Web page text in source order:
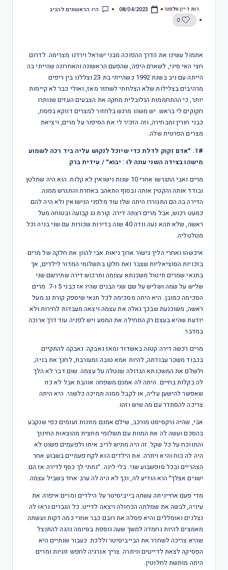
רות דיין וולפנר 08/04/2023
היו הראשונים להגיב
0
אתמול עשינו את הדרך ההפוכה מבני ישראל וירדנו מצרימה. לדרום
חצי האי סיני, לשארם היפה, שהפעם הראשונה והאחרונה שהייתי בה
הייתה עם ניב בשנת 1992 כשהייתי בת 23 וצללנו בין ריפים
מרהיבים בצלילות שלא הצלחתי לשחזר מאז, ואולי כבר לא קיימות
יותר, כי ההתחממות הגלובלית מחקה את הצבעים העזים שנותרו
חקוקים לי בראש. יש משהו מרגש בלחזור למצרים דווקא בפסח,
כבני חורין ומבחירה, וזה הזכיר לי את הסיפור על מרים, ויציאת
מצרים הפרטית שלה.
1#. ״אדם זקוק לדלת כדי שיוכל לנקוש עליה ביד רכה לשמוע
מישהו בצידה השני עונה לו : יבוא״ / עידית ברק
מרים ואבי התגרשו אחרי 10 שנות נישואין לא קלות. הוא היה שתלטן
ובודד אותה והקטין אותה ובסוף התאהב באחרת והתגרש ממנה.
הדירה בה הם התגוררו היתה שלו עוד מלפני הנישואין ולא היה להם
כמעט רכוש, אבל מרים רצתה דירה. קורת גג קבועה ובטוחה מעל
ראשה, שלא תהא נעה ונדה 40 שנה בדירות שכורות עם שני בניה וכל
מטלטליה.
איכשהו ואחרי הליך גישור ארוך ניאות אבי להוון את חלקה של מרים
בזכויות הסוציאליות שצבר ואת חלקו בתשלומי המדור לילדים, אך
בתנאי שמרים תיטול משכנתא עצומה ותרכוש דירה שתירשם שני
שליש על שמה ושליש על שם שני הבנים שהיו אז כבני 5 ו-7. מרים
הסכימה כמובן. היא היתה מסכימה לכל תנאי שיספק קורת גג מעל
ראשה, משוכנעת שבכך גאלה את עצמה ויצאה מעבדות לחירות ולא
יודעת שהיא בעצם רק התחילה את המסע ויש לפניה עוד דרך ארוכה
במדבר.
מרים רכשה דירה קטנה באשדוד ומאז נאבקה. נאבקה להתקיים
בכבוד משכר עבודתה, להיות אמא טובה ומעורבת, לחנך את בניה,
ולשלם את המשכנתא הגדולה שנטלה על עצמה. שום דבר לא הלך
לה בקלות בחיים. היתה לה אמנם משפחה אוהבת אבל לא כזו
שאפשר להישען עליה, או לקבל ממנה תמיכה כלשהי. היא היתה
צריכה להסתדר עם מה שיש וזהו.
אבי, שהיה נרקסיסט מורכב, שילם אמנם מזונות זעומים כפי שנקבע
בהסכם ועשה לה את המוות עם תשלומי מחצית מהוצאות החינוך
והתווכח על כל שקל. זה היה מתיש לריב איתו ולפעמים פשוט לא
היה לה כוח והיא ויתרה. את הילדים הוא לקח פעמיים בשבוע אחר
הצהריים ובכל סופשבוע שני. בלי לינה. ״נתתי לך כסף לדירה אז הם
ישנים אצלך״ הוא הודיע לה, וכך לא היה לה ערב אחד בשביל עצמה.
מדי פעם אחייניתה עשתה בייביסיטר על הילדים ומרים איפרה את
עיניה, לבשה את שמלתה הכחולה ויצאה לדייט. כל הגברים נראו לה
נצלנים ואומללים והיא פסלה את רובם כבר אחרי כמה דקות ועשתה
מאמצים להיות נחמדה למשך שעה נוספת בסיומה נהגה להתנצל
שהיא צריכה לשחרר את הבייביסיטר וללכת. כעבור שנתיים היא
הפסיקה לצאת לדייטים וויתרה. צריך אנרגיה לחפש זוגיות ומרים
היתה מותשת לחלוטין.